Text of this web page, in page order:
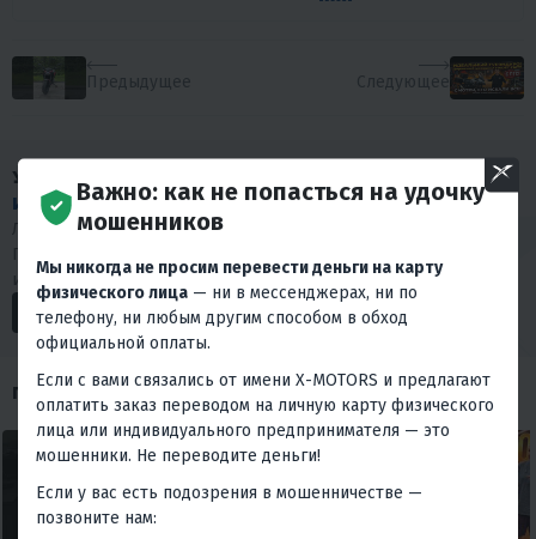
Предыдущее Следующее
У НАС МНОГО
ИНТЕРЕСНОГО КОНТЕНТА!
Любишь драйв и интересуешься мототехникой?
Подписывайся на наши социальные сети. У нас много
интересного.
ПОХОЖИЕ ОБЗОРЫ
Важно: как не попасться на удочку
мошенников
Мы никогда не просим перевести деньги на карту
физического лица — ни в мессенджерах, ни по
телефону, ни любым другим способом в обход
официальной оплаты.
Если с вами связались от имени X-MOTORS и предлагают
оплатить заказ переводом на личную карту физического
лица или индивидуального предпринимателя — это
мошенники. Не переводите деньги!
Если у вас есть подозрения в мошенничестве —
позвоните нам: